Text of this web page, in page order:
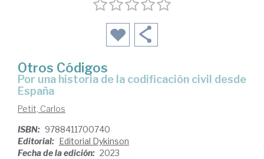
Otros Códigos
por una historia de la codificación civil desde
España
Petit, Carlos
ISBN: 9788411700740
Editorial:
Editorial Dykinson
Fecha de la edición: 2023